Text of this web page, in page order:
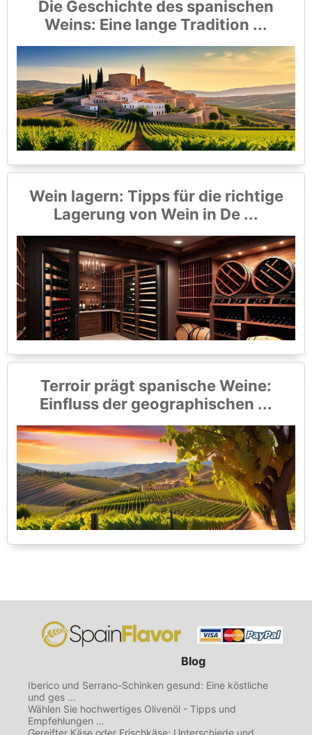
Die Geschichte des spanischen
Weins: Eine lange Tradition ...
Wein lagern: Tipps für die richtige
Lagerung von Wein in De ...
Terroir prägt spanische Weine:
Einfluss der geographischen ...
Blog
Iberico und Serrano-Schinken gesund: Eine köstliche
und ges ...
Wählen Sie hochwertiges Olivenöl - Tipps und
Empfehlungen ...
Gereifter Käse oder Frischkäse: Unterschiede und